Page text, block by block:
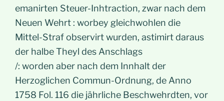
emanirten Steuer-Inhtraction, zwar nach dem
Neuen Wehrt : worbey gleichwohlen die
Mittel-Straf observirt wurden, astimirt daraus
der halbe Theyl des Anschlags
/: worden aber nach dem Innhalt der
Herzoglichen Commun-Ordnung, de Anno
1758 Fol. 116 die jährliche Beschwehrdten, vor